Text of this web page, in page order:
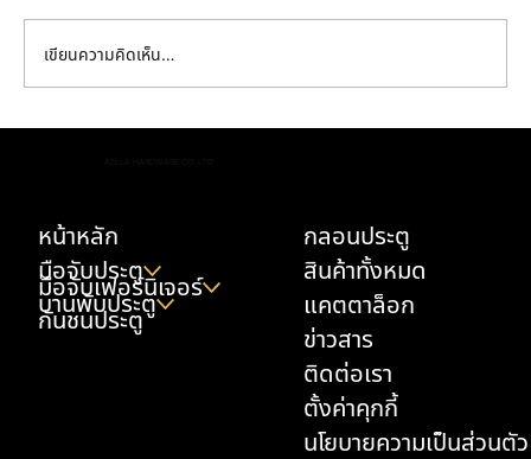
เขียนความคิดเห็น…
หน้าหลัก
มือจับประตู
มือจับเฟอร์นิเจอร์
บานพับประตู
กันชนประตู
กลอนประตู
สินค้าทั้งหมด
แคตตาล็อก
ข่าวสาร
ติดต่อเรา
ตั้งค่าคุกกี้
นโยบายความเป็นส่วนตัว